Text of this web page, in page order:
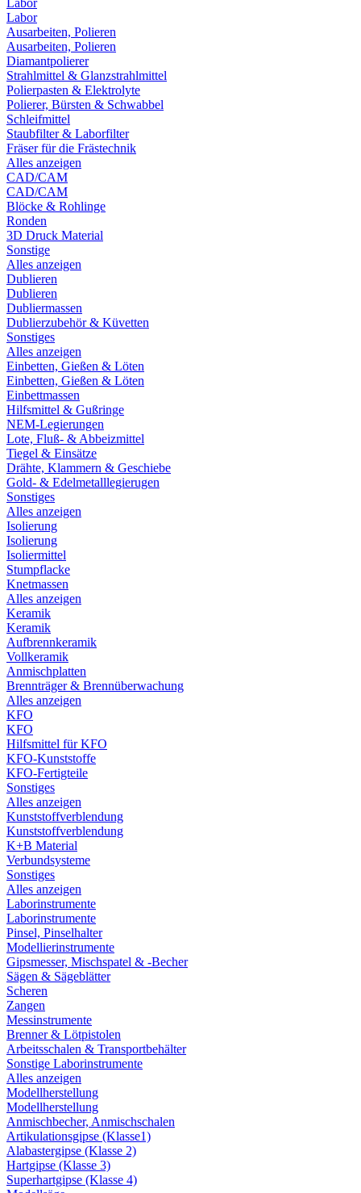
Labor
Labor
Ausarbeiten, Polieren
Ausarbeiten, Polieren
Diamantpolierer
Strahlmittel & Glanzstrahlmittel
Polierpasten & Elektrolyte
Polierer, Bürsten & Schwabbel
Schleifmittel
Staubfilter & Laborfilter
Fräser für die Frästechnik
Alles anzeigen
CAD/CAM
CAD/CAM
Blöcke & Rohlinge
Ronden
3D Druck Material
Sonstige
Alles anzeigen
Dublieren
Dublieren
Dubliermassen
Dublierzubehör & Küvetten
Sonstiges
Alles anzeigen
Einbetten, Gießen & Löten
Einbetten, Gießen & Löten
Einbettmassen
Hilfsmittel & Gußringe
NEM-Legierungen
Lote, Fluß- & Abbeizmittel
Tiegel & Einsätze
Drähte, Klammern & Geschiebe
Gold- & Edelmetalllegierugen
Sonstiges
Alles anzeigen
Isolierung
Isolierung
Isoliermittel
Stumpflacke
Knetmassen
Alles anzeigen
Keramik
Keramik
Aufbrennkeramik
Vollkeramik
Anmischplatten
Brennträger & Brennüberwachung
Alles anzeigen
KFO
KFO
Hilfsmittel für KFO
KFO-Kunststoffe
KFO-Fertigteile
Sonstiges
Alles anzeigen
Kunststoffverblendung
Kunststoffverblendung
K+B Material
Verbundsysteme
Sonstiges
Alles anzeigen
Laborinstrumente
Laborinstrumente
Pinsel, Pinselhalter
Modellierinstrumente
Gipsmesser, Mischspatel & -Becher
Sägen & Sägeblätter
Scheren
Zangen
Messinstrumente
Brenner & Lötpistolen
Arbeitsschalen & Transportbehälter
Sonstige Laborinstrumente
Alles anzeigen
Modellherstellung
Modellherstellung
Anmischbecher, Anmischschalen
Artikulationsgipse (Klasse1)
Alabastergipse (Klasse 2)
Hartgipse (Klasse 3)
Superhartgipse (Klasse 4)